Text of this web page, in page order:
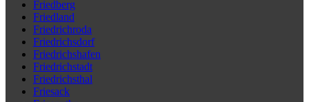
Friedberg
Friedland
Friedrichroda
Friedrichsdorf
Friedrichshafen
Friedrichstadt
Friedrichsthal
Friesack